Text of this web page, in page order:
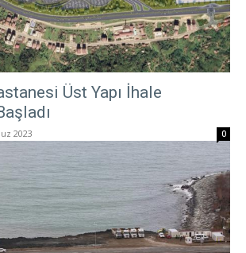
Üst Yapı İhale
2023 0